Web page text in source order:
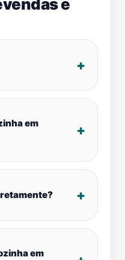
e
em
em